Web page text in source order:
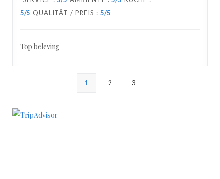
5/5 QUALITÄT / PREIS : 5/5
Top beleving
1 2 3